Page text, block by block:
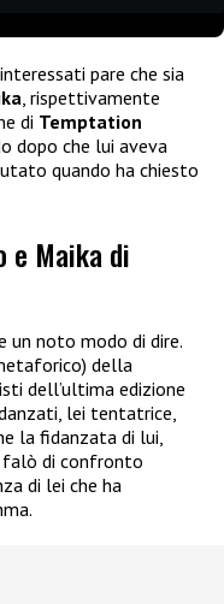
pare che sia
, rispettivamente
di Temptation
dopo che lui aveva
quando ha chiesto
e Maika di
un noto modo di dire.
della
dell’ultima edizione
lei tentatrice,
la fidanzata di lui,
di confronto
di lei che ha